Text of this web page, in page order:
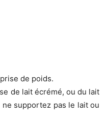
de poids.
de lait écrémé, ou du lait
supportez pas le lait ou